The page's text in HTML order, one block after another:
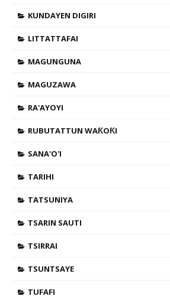
KUNDAYEN DIGIRI
LITTATTAFAI
MAGUNGUNA
MAGUZAWA
RA'AYOYI
RUBUTATTUN WAƘOƘI
SANA'O'I
TARIHI
TATSUNIYA
TSARIN SAUTI
TSIRRAI
TSUNTSAYE
TUFAFI